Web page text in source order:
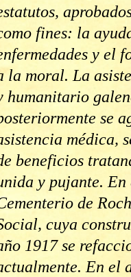
fines: la
y el
la moral. La
humanitario
se
médica,
beneficios
y pujante.
de
cuya
1917 se
En el